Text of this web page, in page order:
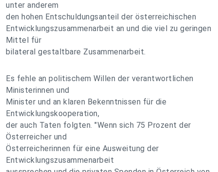
unter anderem
den hohen Entschuldungsanteil der österreichischen
Entwicklungszusammenarbeit an und die viel zu geringen
Mittel für
bilateral gestaltbare Zusammenarbeit.
Es fehle an politischem Willen der verantwortlichen
Ministerinnen und
Minister und an klaren Bekenntnissen für die
Entwicklungskooperation,
der auch Taten folgten. "Wenn sich 75 Prozent der
Österreicher und
Österreicherinnen für eine Ausweitung der
Entwicklungszusammenarbeit